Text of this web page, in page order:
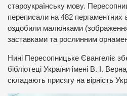
староукраїнську мову.
переписали на 482 пергаментних
оздобили малюнками
заставками та рослинним
Нині Пересопницьке Євангеліє
бібліотеці України імені В. І.
складають присягу на вірність